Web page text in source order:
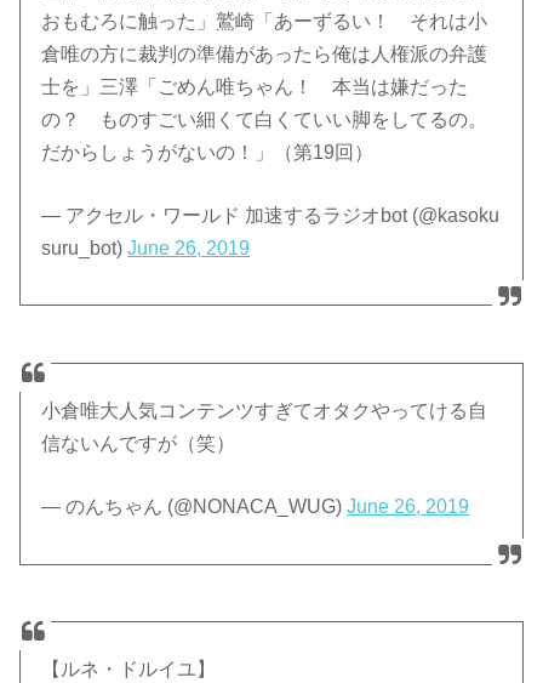
おもむろに触った」鷲崎「あーずるい！ それは小
倉唯の方に裁判の準備があったら俺は人権派の弁護
士を」三澤「ごめん唯ちゃん！ 本当は嫌だった
の？ ものすごい細くて白くていい脚をしてるの。
だからしょうがないの！」（第19回）
— アクセル・ワールド 加速するラジオbot (@kasoku
suru_bot)June 26, 2019
小倉唯大人気コンテンツすぎてオタクやってける自
信ないんですが（笑）
— のんちゃん (@NONACA_WUG)June 26, 2019
【ルネ・ドルイユ】